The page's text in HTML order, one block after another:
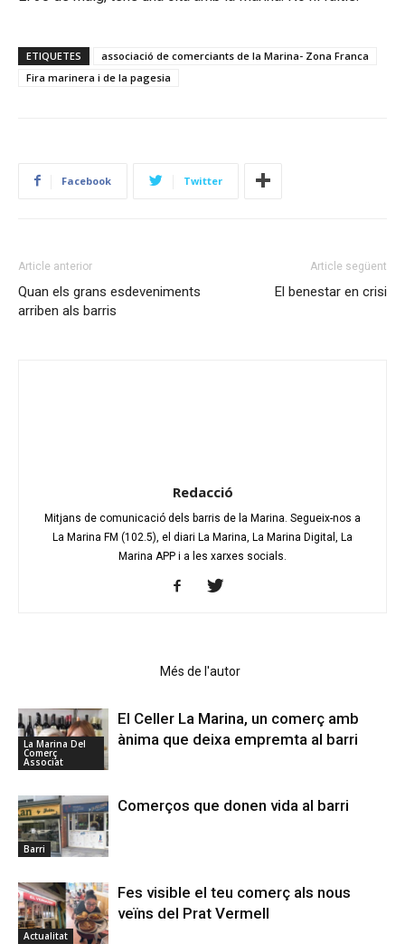
ETIQUETES
associació de comerciants de la Marina- Zona Franca
Fira marinera i de la pagesia
Facebook Twitter
Article anterior
Quan els grans esdeveniments
arriben als barris
Article següent
El benestar en crisi
Redacció
Mitjans de comunicació dels barris de la Marina. Segueix-nos a
La Marina FM (102.5), el diari La Marina, La Marina Digital, La
Marina APP i a les xarxes socials.
Més de l'autor
La Marina Del
Comerç
Associat
El Celler La Marina, un comerç amb
ànima que deixa empremta al barri
Barri
Comerços que donen vida al barri
Actualitat
Fes visible el teu comerç als nous
veïns del Prat Vermell